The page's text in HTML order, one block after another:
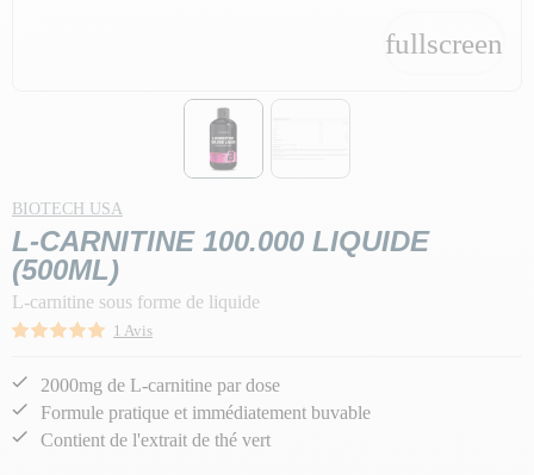
fullscreen
fullscreen
BIOTECH USA
L-CARNITINE 100.000 LIQUIDE
(500ML)
L-carnitine sous forme de liquide
1 Avis
2000mg de L-carnitine par dose
Formule pratique et immédiatement buvable
Contient de l'extrait de thé vert